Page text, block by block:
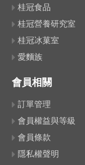
桂冠食品
桂冠營養研究室
桂冠冰菓室
愛麵族
會員相關
訂單管理
會員權益與等級
會員條款
隱私權聲明